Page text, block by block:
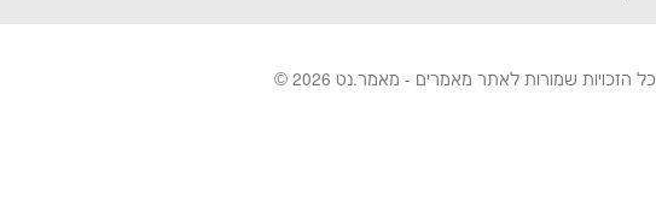
כל הזכויות שמורות לאתר מאמרים - מאמר.נט 2026 ©